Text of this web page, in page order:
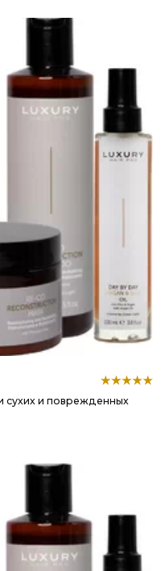
сухих и поврежденных